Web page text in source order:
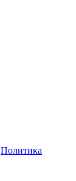
Политика